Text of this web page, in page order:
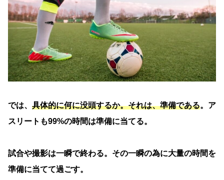
では、 具体的に何に没頭するか。それは、準備である。ア
スリートも99%の時間は準備に当てる。
試合や撮影は一瞬で終わる。その一瞬の為に大量の時間を
準備に当てて過ごす。